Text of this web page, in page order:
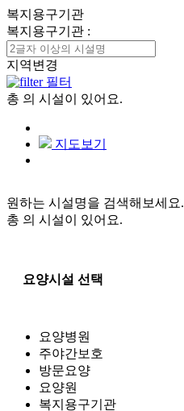
복지용구기관
복지용구기관 :
지역변경
필터
총 의 시설이 있어요.
지도보기
원하는 시설명을 검색해보세요.
총 의 시설이 있어요.
요양시설 선택
요양병원
주야간보호
방문요양
요양원
복지용구기관